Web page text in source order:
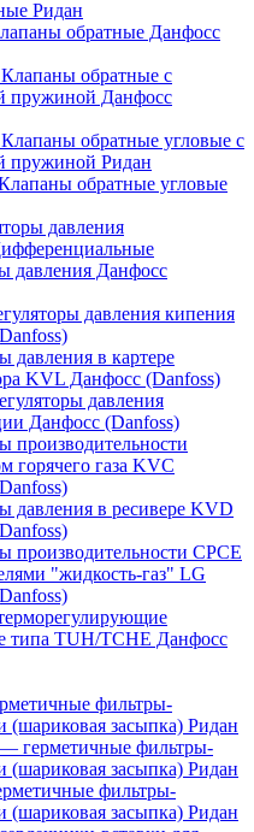
Ридан
обратные Данфосс
обратные с
пружиной Данфосс
обратные угловые с
пружиной Ридан
обратные угловые
давления
давления Данфосс
давления кипения
давления в картере
KVL Данфосс (Danfoss)
давления
Данфосс (Danfoss)
производительности
горячего газа KVC
давления в ресивере KVD
производительности CPCE
"жидкость-газ" LG
типа TUH/TCHE Данфосс
фильтры-
(шариковая засыпка) Ридан
герметичные фильтры-
(шариковая засыпка) Ридан
фильтры-
(шариковая засыпка) Ридан